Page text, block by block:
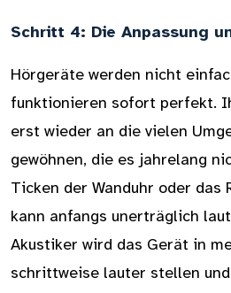
Schritt 4: Die Anpassung
Hörgeräte werden nicht
funktionieren sofort perfekt.
erst wieder an die vielen
gewöhnen, die es jahrelang
Ticken der Wanduhr oder das
kann anfangs unerträglich
Akustiker wird das Gerät in
schrittweise lauter stellen